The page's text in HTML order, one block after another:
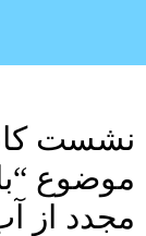
نشست
موضوع
مجدد از